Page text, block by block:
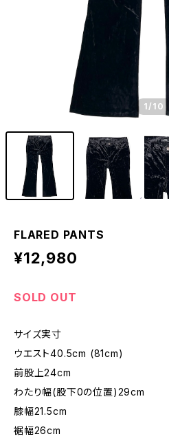
1 /10
FLARED PANTS
¥12,980
SOLD OUT
サイズ実寸
ウエスト40.5cm (81cm)
前股上24cm
わたり幅(股下0の位置)29cm
膝幅21.5cm
裾幅26cm